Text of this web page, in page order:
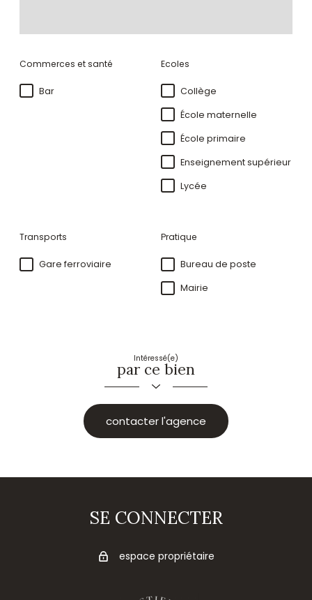
Commerces et santé
Bar
Ecoles
Collège
École maternelle
École primaire
Enseignement supérieur
Lycée
Transports
Gare ferroviaire
Pratique
Bureau de poste
Mairie
Intéressé(e)
par ce bien
contacter l'agence
SE CONNECTER
espace propriétaire